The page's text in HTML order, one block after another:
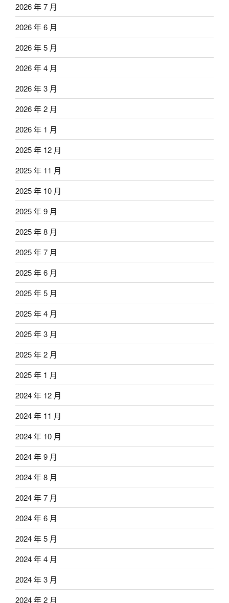
2026 年 7 月
2026 年 6 月
2026 年 5 月
2026 年 4 月
2026 年 3 月
2026 年 2 月
2026 年 1 月
2025 年 12 月
2025 年 11 月
2025 年 10 月
2025 年 9 月
2025 年 8 月
2025 年 7 月
2025 年 6 月
2025 年 5 月
2025 年 4 月
2025 年 3 月
2025 年 2 月
2025 年 1 月
2024 年 12 月
2024 年 11 月
2024 年 10 月
2024 年 9 月
2024 年 8 月
2024 年 7 月
2024 年 6 月
2024 年 5 月
2024 年 4 月
2024 年 3 月
2024 年 2 月